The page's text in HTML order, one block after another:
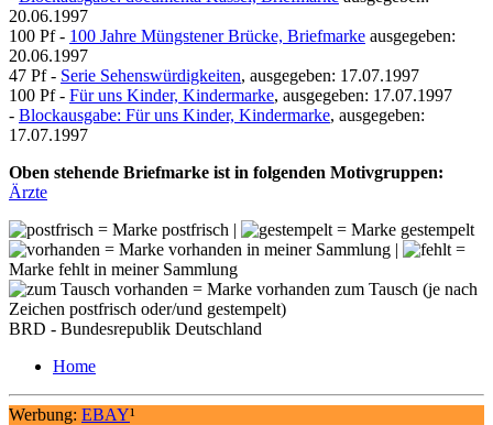
20.06.1997
100 Pf - 100 Jahre Müngstener Brücke, Briefmarke ausgegeben:
20.06.1997
47 Pf - Serie Sehenswürdigkeiten, ausgegeben: 17.07.1997
100 Pf - Für uns Kinder, Kindermarke, ausgegeben: 17.07.1997
- Blockausgabe: Für uns Kinder, Kindermarke, ausgegeben:
17.07.1997
Oben stehende Briefmarke ist in folgenden Motivgruppen:
Ärzte
= Marke postfrisch |
= Marke gestempelt
= Marke vorhanden in meiner Sammlung |
=
Marke fehlt in meiner Sammlung
= Marke vorhanden zum Tausch (je nach
Zeichen postfrisch oder/und gestempelt)
BRD - Bundesrepublik Deutschland
Home
Werbung: EBAY¹